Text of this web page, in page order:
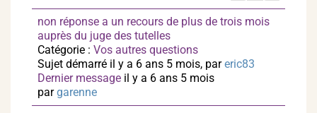
non réponse a un recours de plus de trois mois
auprès du juge des tutelles
Catégorie : Vos autres questions
Sujet démarré il y a 6 ans 5 mois, pareric83
Dernier message il y a 6 ans 5 mois
pargarenne